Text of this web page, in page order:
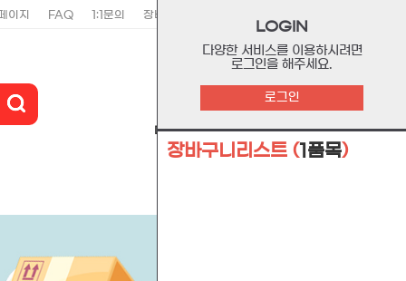
LOGIN
다양한 서비스를 이용하시려면
로그인을 해주세요.
로그인
장바구니리스트 (1품목)
이지 FAQ 1:1문의 장바구니
마이페이지
0
장바구니 고객센터